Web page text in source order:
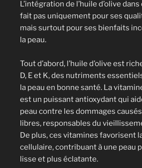
L’intégration de l’huile d’olive
fait pas uniquement pour ses
mais surtout pour ses bienfaits
la peau.
Tout d’abord, l’huile d’olive est
D, E et K, des nutriments
la peau en bonne santé. La
est un puissant antioxydant qui
peau contre les dommages
libres, responsables du
De plus, ces vitamines favorisent
cellulaire, contribuant à une peau
lisse et plus éclatante.